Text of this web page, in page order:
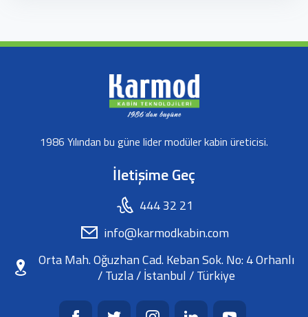
1986 Yılından bu güne lider modüler kabin üreticisi.
İletişime Geç
444 32 21
info@karmodkabin.com
Orta Mah. Oğuzhan Cad. Keban Sok. No: 4 Orhanlı
/ Tuzla / İstanbul / Türkiye